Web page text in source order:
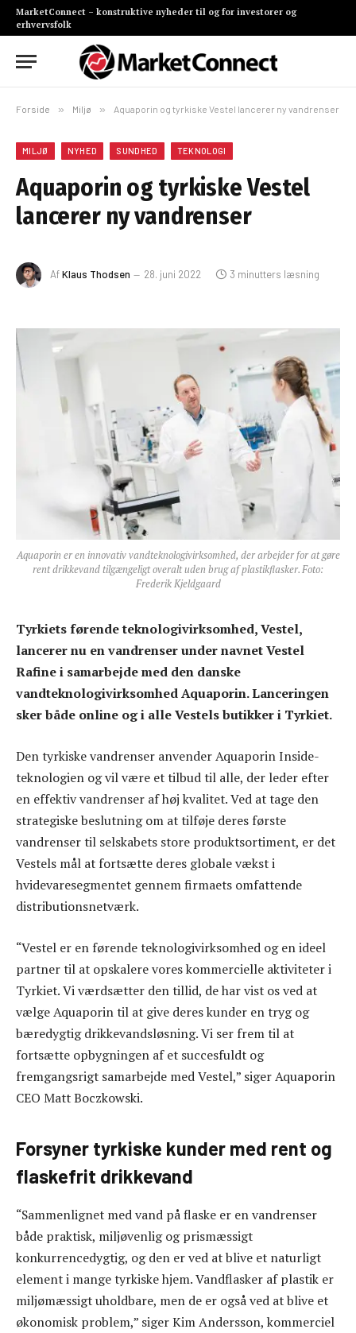
MarketConnect – konstruktive nyheder til og for investorer og
erhvervsfolk
Forside » Miljø » Aquaporin og tyrkiske Vestel lancerer ny vandrenser
MILJØ NYHED SUNDHED TEKNOLOGI
Aquaporin og tyrkiske Vestel
lancerer ny vandrenser
AfKlaus Thodsen 28. juni 2022 3 minutters læsning
Aquaporin er en innovativ vandteknologivirksomhed, der arbejder for at gøre
rent drikkevand tilgængeligt overalt uden brug af plastikflasker. Foto:
Frederik Kjeldgaard
Tyrkiets førende teknologivirksomhed, Vestel,
lancerer nu en vandrenser under navnet Vestel
Rafine i samarbejde med den danske
vandteknologivirksomhed Aquaporin. Lanceringen
sker både online og i alle Vestels butikker i Tyrkiet.
Den tyrkiske vandrenser anvender Aquaporin Inside-
teknologien og vil være et tilbud til alle, der leder efter
en effektiv vandrenser af høj kvalitet. Ved at tage den
strategiske beslutning om at tilføje deres første
vandrenser til selskabets store produktsortiment, er det
Vestels mål at fortsætte deres globale vækst i
hvidevaresegmentet gennem firmaets omfattende
distributionsnetværk.
“Vestel er en førende teknologivirksomhed og en ideel
partner til at opskalere vores kommercielle aktiviteter i
Tyrkiet. Vi værdsætter den tillid, de har vist os ved at
vælge Aquaporin til at give deres kunder en tryg og
bæredygtig drikkevandsløsning. Vi ser frem til at
fortsætte opbygningen af ​​et succesfuldt og
fremgangsrigt samarbejde med Vestel,” siger Aquaporin
CEO Matt Boczkowski.
Forsyner tyrkiske kunder med rent og
flaskefrit drikkevand
“Sammenlignet med vand på flaske er en vandrenser
både praktisk, miljøvenlig og prismæssigt
konkurrencedygtig, og den er ved at blive et naturligt
element i mange tyrkiske hjem. Vandflasker af plastik er
miljømæssigt uholdbare, men de er også ved at blive et
økonomisk problem,” siger Kim Andersson, kommerciel